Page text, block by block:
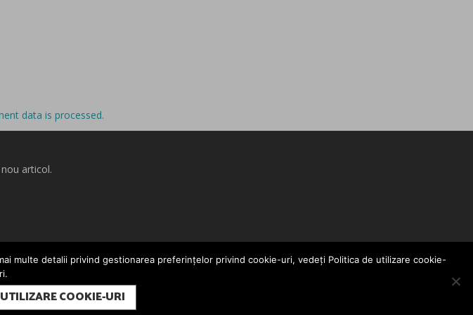
data is processed.
articol.
CRONICI.RO ESTE UN PROIECT MESTER MEDIA.
multe detalii privind gestionarea preferințelor privind cookie-uri, vedeți Politica de utilizare cookie-
COOKIE-URI